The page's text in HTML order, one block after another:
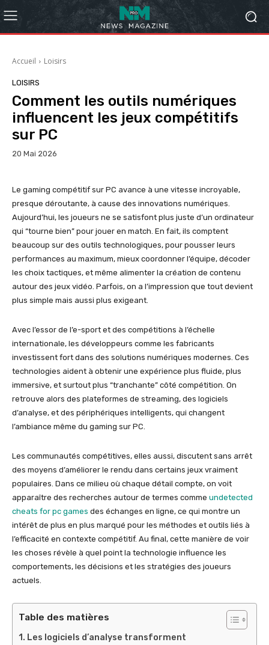
Accueil Loisirs
LOISIRS
Comment les outils numériques
influencent les jeux compétitifs
sur PC
20 Mai 2026
Le gaming compétitif sur PC avance à une vitesse incroyable,
presque déroutante, à cause des innovations numériques.
Aujourd’hui, les joueurs ne se satisfont plus juste d’un ordinateur
qui “tourne bien” pour jouer en match. En fait, ils comptent
beaucoup sur des outils technologiques, pour pousser leurs
performances au maximum, mieux coordonner l’équipe, décoder
les choix tactiques, et même alimenter la création de contenu
autour des jeux vidéo. Parfois, on a l’impression que tout devient
plus simple mais aussi plus exigeant.
Avec l’essor de l’e-sport et des compétitions à l’échelle
internationale, les développeurs comme les fabricants
investissent fort dans des solutions numériques modernes. Ces
technologies aident à obtenir une expérience plus fluide, plus
immersive, et surtout plus “tranchante” côté compétition. On
retrouve alors des plateformes de streaming, des logiciels
d’analyse, et des périphériques intelligents, qui changent
l’ambiance même du gaming sur PC.
Les communautés compétitives, elles aussi, discutent sans arrêt
des moyens d’améliorer le rendu dans certains jeux vraiment
populaires. Dans ce milieu où chaque détail compte, on voit
apparaître des recherches autour de termes comme undetected
cheats for pc games des échanges en ligne, ce qui montre un
intérêt de plus en plus marqué pour les méthodes et outils liés à
l’efficacité en contexte compétitif. Au final, cette manière de voir
les choses révèle à quel point la technologie influence les
comportements, les décisions et les stratégies des joueurs
actuels.
Table des matières
Les logiciels d’analyse transforment